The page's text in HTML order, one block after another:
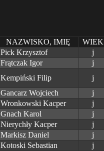
NAZWISKO, IMIĘ
WIEK
Pick Krzysztof
j
Frątczak Igor
j
Kempiński Filip
j
Gancarz Wojciech
j
Wronkowski Kacper
j
Gnach Karol
j
Nierychły Kacper
j
Markisz Daniel
j
Kotoski Sebastian
j